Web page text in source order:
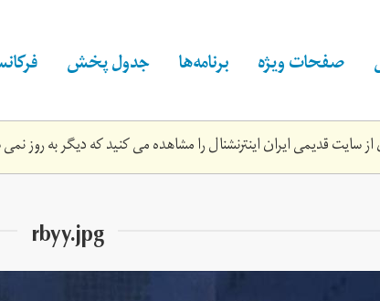
صفحات ویژه برنامه‌ها جدول پخش
سایت قدیمی ایران اینترنشنال را مشاهده می کنید که دیگر به روز
rbyy.jpg